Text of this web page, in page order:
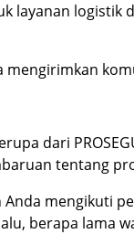
layanan
mengirimkan
dari
tentang
mengikuti
berapa lama